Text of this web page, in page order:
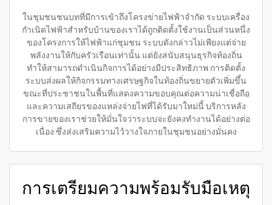
ในชุมชนชนบทที่มีการเข้าถึงโครงข่ายไฟฟ้าจำกัด ระบบเครื่อง
กำเนิดไฟฟ้าสำหรับบ้านของเราได้ถูกติดตั้งใช้งานเป็นส่วนหนึ่ง
ของโครงการให้ไฟฟ้าแก่ชุมชน ระบบดังกล่าวไม่เพียงแต่จ่าย
พลังงานให้กับครัวเรือนเท่านั้น แต่ยังสนับสนุนธุรกิจท้องถิ่น
ทำให้สามารถดำเนินกิจการได้อย่างมีประสิทธิภาพ การติดตั้ง
ระบบส่งผลให้กิจกรรมทางเศรษฐกิจในท้องถิ่นขยายตัวเพิ่มขึ้น
ขณะที่ประชาชนในพื้นที่แสดงความขอบคุณต่อความน่าเชื่อถือ
และความเสถียรของแหล่งจ่ายไฟที่ได้รับมาใหม่นี้ บริการหลัง
การขายของเราช่วยให้มั่นใจว่าระบบจะยังคงทำงานได้อย่างต่อ
เนื่อง ซึ่งส่งเสริมความไว้วางใจภายในชุมชนอย่างมั่นคง
การเตรียมความพร้อมรับมือเหตุ